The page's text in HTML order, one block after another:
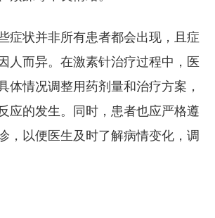
状并非所有患者都会出现，且症
人而异。在激素针治疗过程中，医
体情况调整用药剂量和治疗方案，
应的发生。同时，患者也应严格遵
，以便医生及时了解病情变化，调